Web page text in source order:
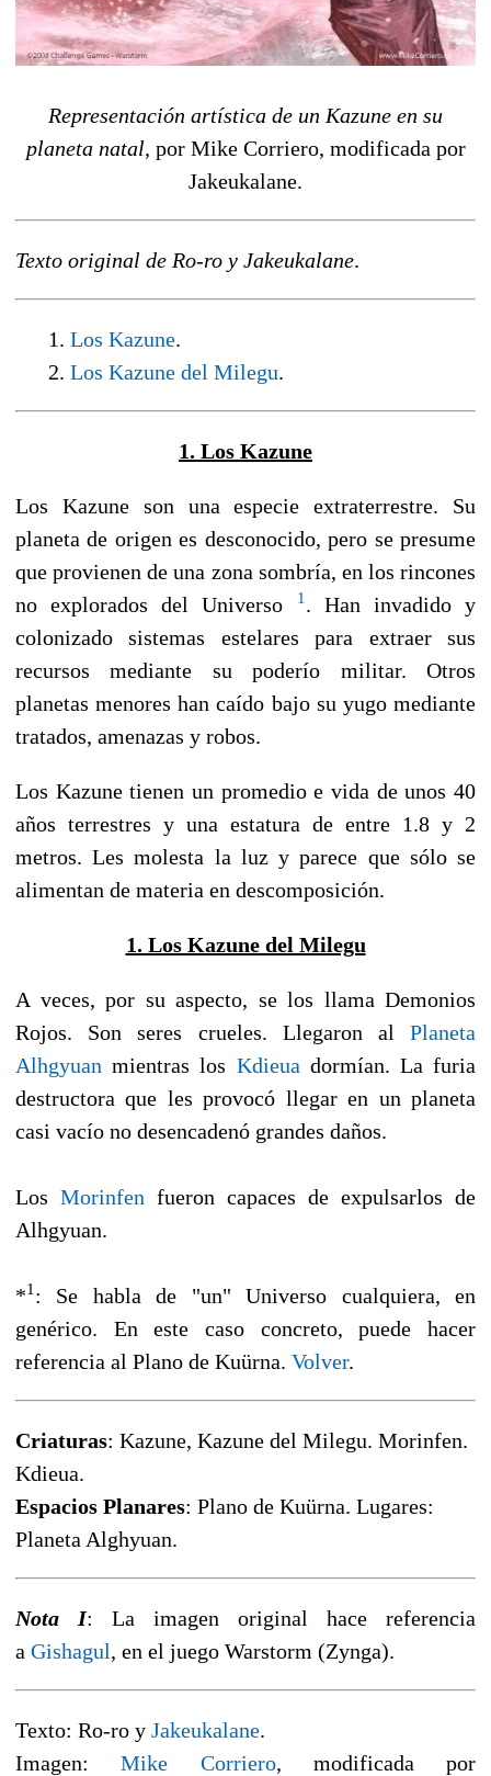
Representación artística de un Kazune en su
planeta natal, por Mike Corriero, modificada por
Jakeukalane.
Texto original de Ro-ro y Jakeukalane.
1. Los Kazune.
2. Los Kazune del Milegu.
1. Los Kazune
Los Kazune son una especie extraterrestre. Su
planeta de origen es desconocido, pero se presume
que provienen de una zona sombría, en los rincones
no explorados del Universo
1. Han invadido y
colonizado sistemas estelares para extraer sus
recursos mediante su poderío militar. Otros
planetas menores han caído bajo su yugo mediante
tratados, amenazas y robos.
Los Kazune tienen un promedio e vida de unos 40
años terrestres y una estatura de entre 1.8 y 2
metros. Les molesta la luz y parece que sólo se
alimentan de materia en descomposición.
1. Los Kazune del Milegu
A veces, por su aspecto, se los llama Demonios
Rojos. Son seres crueles. Llegaron al Planeta
Alhgyuan mientras los Kdieua dormían. La furia
destructora que les provocó llegar en un planeta
casi vacío no desencadenó grandes daños.
Los Morinfen fueron capaces de expulsarlos de
Alhgyuan.
*1: Se habla de "un" Universo cualquiera, en
genérico. En este caso concreto, puede hacer
referencia al Plano de Kuürna. Volver.
Criaturas: Kazune, Kazune del Milegu. Morinfen.
Kdieua.
Espacios Planares: Plano de Kuürna. Lugares:
Planeta Alghyuan.
Nota I: La imagen original hace referencia
a Gishagul, en el juego Warstorm (Zynga).
Texto: Ro-ro y Jakeukalane.
Imagen:Mike Corriero, modificada por